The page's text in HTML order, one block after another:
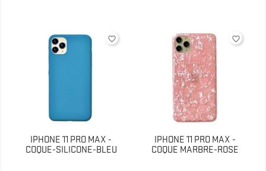
IPHONE 11 PRO MAX -
COQUE-SILICONE-BLEU
favorite_border
IPHONE 11 PRO MAX -
COQUE MARBRE-ROSE
favorite_border